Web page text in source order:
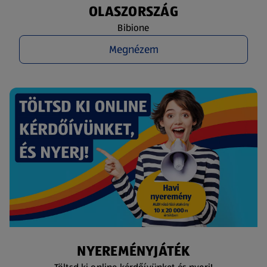
OLASZORSZÁG
Bibione
Megnézem
NYEREMÉNYJÁTÉK